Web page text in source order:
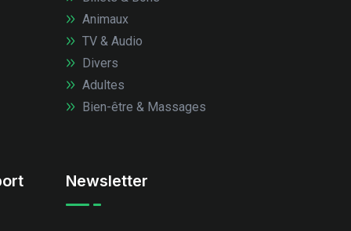
Animaux
TV & Audio
Divers
Adultes
Bien-être & Massages
Newsletter